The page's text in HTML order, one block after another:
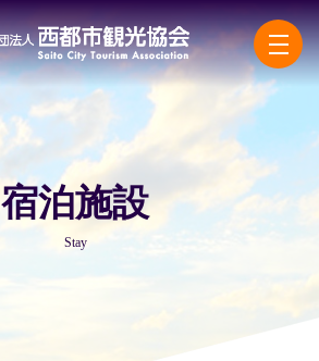
一般
宿泊施設
Stay